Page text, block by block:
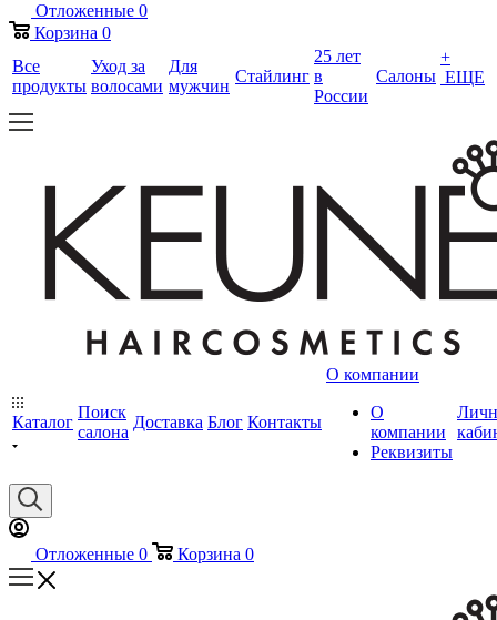
Отложенные 0
Корзина 0
Все
продукты
Уход за
волосами
Для
мужчин
Стайлинг
25 лет
в
России
Салоны
+
ЕЩЕ
Каталог
Поиск
салона
Доставка Блог Контакты
О компании
О
компании
Реквизиты
Отложенные 0 Корзина 0